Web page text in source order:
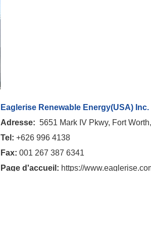
Eaglerise Renewable Energy(USA) Inc.
Adresse: 5651 Mark IV Pkwy, Fort
Tel: +626 996 4138
Fax: 001 267 387 6341
Page d'accueil : https://